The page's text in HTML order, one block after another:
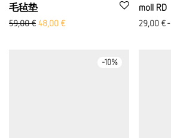
毛毡垫
59,00€ 原价：59,00 欧元
48,00 €当前价格为：48,00 欧元。
moll RD
29,00 €-
-10%